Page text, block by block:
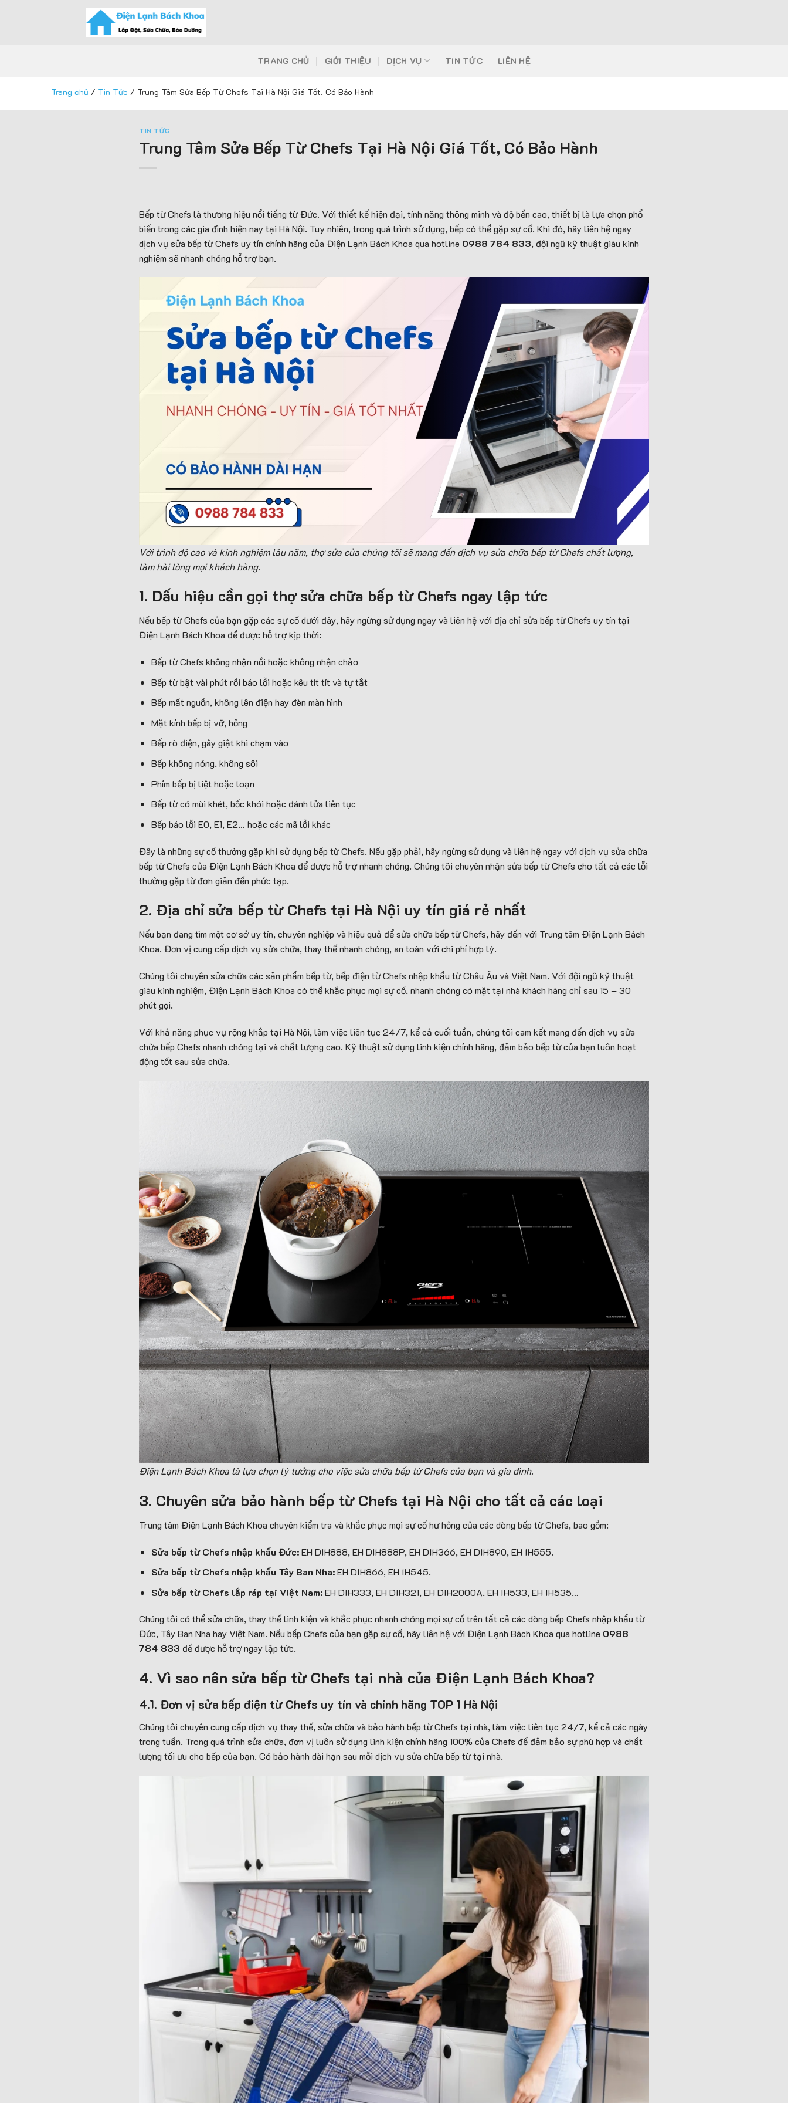
TRANG CHỦ GIỚI THIỆU DỊCH VỤ TIN TỨC LIÊN HỆ
Trang chủ / Tin Tức / Trung Tâm Sửa Bếp Từ Chefs Tại Hà Nội Giá Tốt, Có Bảo Hành
TIN TỨC
Trung Tâm Sửa Bếp Từ Chefs Tại Hà Nội Giá Tốt, Có Bảo Hành
Bếp từ Chefs là thương hiệu nổi tiếng từ Đức. Với thiết kế hiện đại, tính năng thông minh và độ bền cao, thiết bị là lựa chọn phổ
biến trong các gia đình hiện nay tại Hà Nội. Tuy nhiên, trong quá trình sử dụng, bếp có thể gặp sự cố. Khi đó, hãy liên hệ ngay
dịch vụ sửa bếp từ Chefs uy tín chính hãng của Điện Lạnh Bách Khoa qua hotline 0988 784 833, đội ngũ kỹ thuật giàu kinh
nghiệm sẽ nhanh chóng hỗ trợ bạn.
Với trình độ cao và kinh nghiệm lâu năm, thợ sửa của chúng tôi sẽ mang đến dịch vụ sửa chữa bếp từ Chefs chất lượng,
làm hài lòng mọi khách hàng.
1. Dấu hiệu cần gọi thợ sửa chữa bếp từ Chefs ngay lập tức
Nếu bếp từ Chefs của bạn gặp các sự cố dưới đây, hãy ngừng sử dụng ngay và liên hệ với địa chỉ sửa bếp từ Chefs uy tín tại
Điện Lạnh Bách Khoa để được hỗ trợ kịp thời:
Bếp từ Chefs không nhận nồi hoặc không nhận chảo
Bếp từ bật vài phút rồi báo lỗi hoặc kêu tít tít và tự tắt
Bếp mất nguồn, không lên điện hay đèn màn hình
Mặt kính bếp bị vỡ, hỏng
Bếp rò điện, gây giật khi chạm vào
Bếp không nóng, không sôi
Phím bếp bị liệt hoặc loạn
Bếp từ có mùi khét, bốc khói hoặc đánh lửa liên tục
Bếp báo lỗi E0, E1, E2… hoặc các mã lỗi khác
Đây là những sự cố thường gặp khi sử dụng bếp từ Chefs. Nếu gặp phải, hãy ngừng sử dụng và liên hệ ngay với dịch vụ sửa chữa
bếp từ Chefs của Điện Lạnh Bách Khoa để được hỗ trợ nhanh chóng. Chúng tôi chuyên nhận sửa bếp từ Chefs cho tất cả các lỗi
thường gặp từ đơn giản đến phức tạp.
2. Địa chỉ sửa bếp từ Chefs tại Hà Nội uy tín giá rẻ nhất
Nếu bạn đang tìm một cơ sở uy tín, chuyên nghiệp và hiệu quả để sửa chữa bếp từ Chefs, hãy đến với Trung tâm Điện Lạnh Bách
Khoa. Đơn vị cung cấp dịch vụ sửa chữa, thay thế nhanh chóng, an toàn với chi phí hợp lý.
Chúng tôi chuyên sửa chữa các sản phẩm bếp từ, bếp điện từ Chefs nhập khẩu từ Châu Âu và Việt Nam. Với đội ngũ kỹ thuật
giàu kinh nghiệm, Điện Lạnh Bách Khoa có thể khắc phục mọi sự cố, nhanh chóng có mặt tại nhà khách hàng chỉ sau 15 – 30
phút gọi.
Với khả năng phục vụ rộng khắp tại Hà Nội, làm việc liên tục 24/7, kể cả cuối tuần, chúng tôi cam kết mang đến dịch vụ sửa
chữa bếp Chefs nhanh chóng tại và chất lượng cao. Kỹ thuật sử dụng linh kiện chính hãng, đảm bảo bếp từ của bạn luôn hoạt
động tốt sau sửa chữa.
Điện Lạnh Bách Khoa là lựa chọn lý tưởng cho việc sửa chữa bếp từ Chefs của bạn và gia đình.
3. Chuyên sửa bảo hành bếp từ Chefs tại Hà Nội cho tất cả các loại
Trung tâm Điện Lạnh Bách Khoa chuyên kiểm tra và khắc phục mọi sự cố hư hỏng của các dòng bếp từ Chefs, bao gồm:
Sửa bếp từ Chefs nhập khẩu Đức:EH DIH888, EH DIH888P, EH DIH366, EH DIH890, EH IH555.
Sửa bếp từ Chefs nhập khẩu Tây Ban Nha:EH DIH866, EH IH545.
Sửa bếp từ Chefs lắp ráp tại Việt Nam:EH DIH333, EH DIH321, EH DIH2000A, EH IH533, EH IH535…
Chúng tôi có thể sửa chữa, thay thế linh kiện và khắc phục nhanh chóng mọi sự cố trên tất cả các dòng bếp Chefs nhập khẩu từ
Đức, Tây Ban Nha hay Việt Nam. Nếu bếp Chefs của bạn gặp sự cố, hãy liên hệ với Điện Lạnh Bách Khoa qua hotline 0988
784 833 để được hỗ trợ ngay lập tức.
4. Vì sao nên sửa bếp từ Chefs tại nhà của Điện Lạnh Bách Khoa?
4.1. Đơn vị sửa bếp điện từ Chefs uy tín và chính hãng TOP 1 Hà Nội
Chúng tôi chuyên cung cấp dịch vụ thay thế, sửa chữa và bảo hành bếp từ Chefs tại nhà, làm việc liên tục 24/7, kể cả các ngày
trong tuần. Trong quá trình sửa chữa, đơn vị luôn sử dụng linh kiện chính hãng 100% của Chefs để đảm bảo sự phù hợp và chất
lượng tối ưu cho bếp của bạn. Có bảo hành dài hạn sau mỗi dịch vụ sửa chữa bếp từ tại nhà.